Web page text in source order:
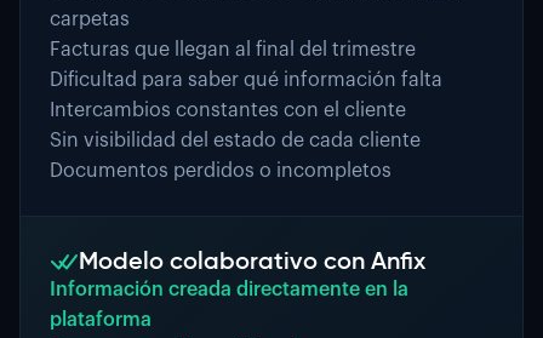
carpetas
Facturas que llegan al final del trimestre
Dificultad para saber qué información falta
Intercambios constantes con el cliente
Sin visibilidad del estado de cada cliente
Documentos perdidos o incompletos
Modelo colaborativo con Anfix
Información creada directamente en la
plataforma